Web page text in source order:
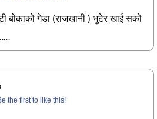
बोकाको गेडा (राजखानी ) भुटेर खाई सको
the first to like this!